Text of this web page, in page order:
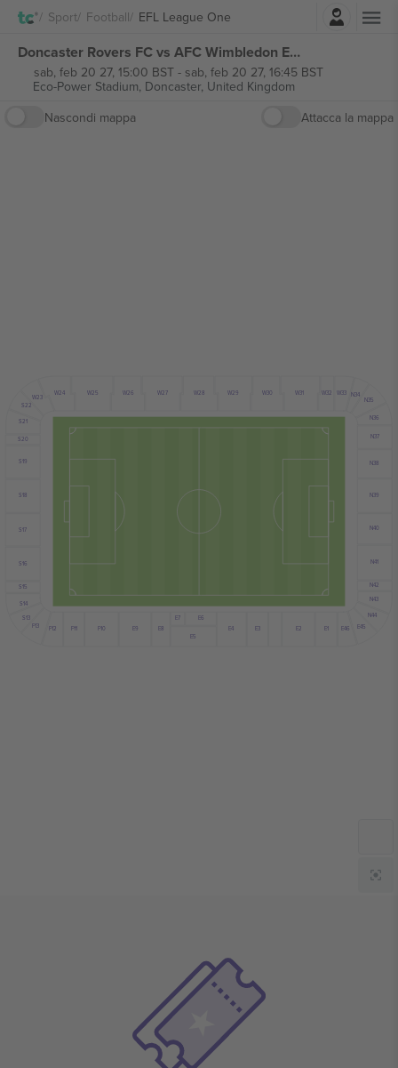
Sport Football EFL League OneAccesso
Doncaster Rovers FC vs AFC Wimbledon EFL League One biglietti
sab, feb 20 27, 15:00 BST- sab, feb 20 27, 16:45 BST
Eco-Power Stadium, Doncaster, United Kingdom
Nascondi mappa
Attacca la mappa
S13
S14
S15
S16
S17
S18
S19
S20
S21
S22
W23 W24 W25 W26 W27 W28 W29 W30 W31 W32 W33 N34
N35
N36
N37
N38
N39
N40
N41
N42
N43
N44
E1
E2
E3
E4
E5
E6
E7
E8
E9 E45
E46
F10
F11
F12
F13